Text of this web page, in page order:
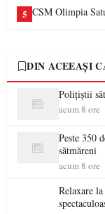
5 CSM Olimpia
DIN ACEEAȘI
acum 8 ore
Peste 350
sătmăreni
acum 8 ore
Relaxare